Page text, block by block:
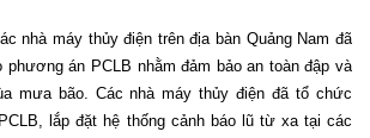
nhà máy thủy điện trên địa bàn Quảng Nam đã
phương án PCLB nhằm đảm bảo an toàn đập và
mưa bão. Các nhà máy thủy điện đã tổ chức
lắp đặt hệ thống cảnh báo lũ từ xa tại các